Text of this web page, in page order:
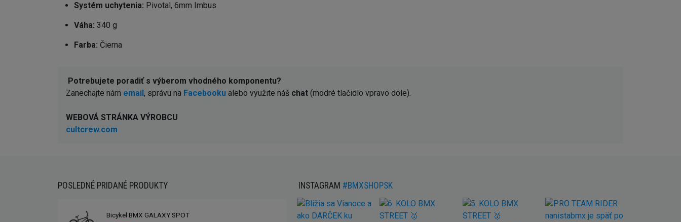
Systém uchytenia: Pivotal, 6mm Imbus
Váha: 340 g
Farba: Čierna
Potrebujete poradiť s výberom vhodného komponentu?
Zanechajte nám email , správu na Facebooku alebo využite náš chat (modré tlačidlo vpravo dole).
WEBOVÁ STRÁNKA VÝROBCU
cultcrew.com
POSLEDNÉ PRIDANÉ PRODUKTY
Bicykel BMX GALAXY SPOT
INSTAGRAM #BMXSHOPSK